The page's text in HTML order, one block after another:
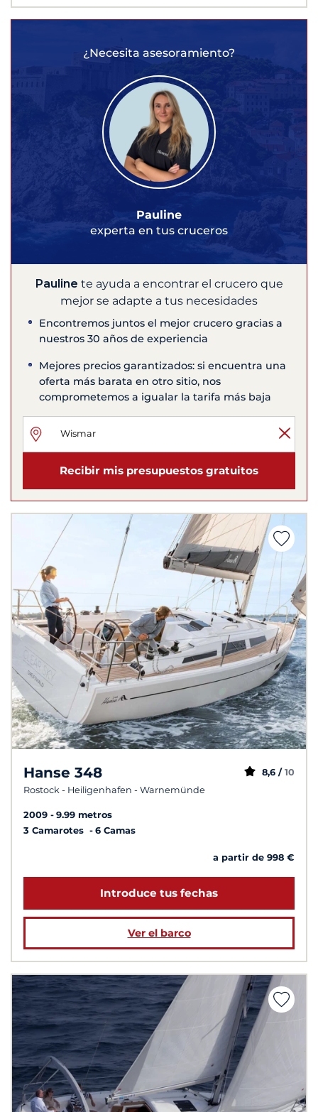
¿Necesita asesoramiento?
Pauline
experta en tus cruceros
Pauline te ayuda a encontrar el crucero que
mejor se adapte a tus necesidades
Encontremos juntos el mejor crucero gracias a
nuestros 30 años de experiencia
Mejores precios garantizados: si encuentra una
oferta más barata en otro sitio, nos
comprometemos a igualar la tarifa más baja
Recibir mis presupuestos gratuitos
Hanse 348
Rostock - Heiligenhafen - Warnemünde
8,6 / 10
2009
9.99 metros
3 Camarotes
6 Camas
a partir de 998 €
Introduce tus fechas
Ver el barco